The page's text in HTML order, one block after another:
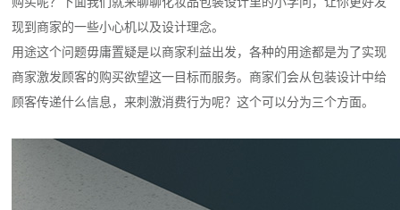
现到商家的一些小心机以及设计理念。
用途这个问题毋庸置疑是以商家利益出发，各种的用途都是为了实现
商家激发顾客的购买欲望这一目标而服务。商家们会从包装设计中给
顾客传递什么信息，来刺激消费行为呢？这个可以分为三个方面。